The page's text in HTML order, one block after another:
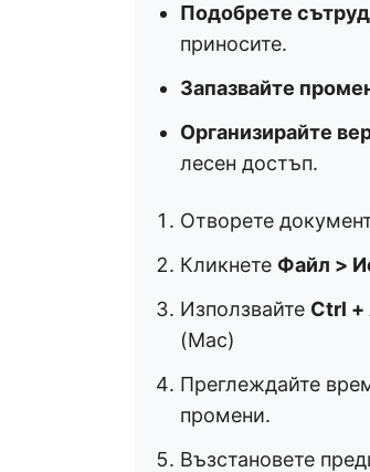
Подобрете
приносите.
Запазвайте
Организирайте
лесен достъп.
Отворете
Кликнете Файл >
Използвайте Ctrl +
(Mac)
Преглеждайте
промени.
Възстановете